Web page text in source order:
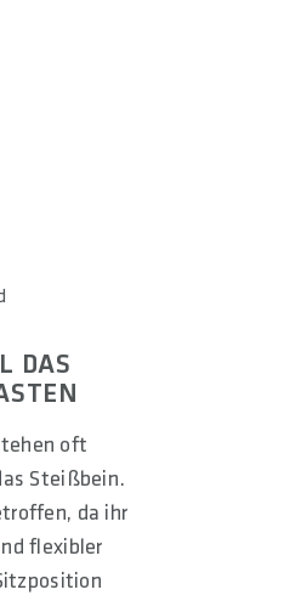
DAS
oft
Steißbein.
da ihr
flexibler